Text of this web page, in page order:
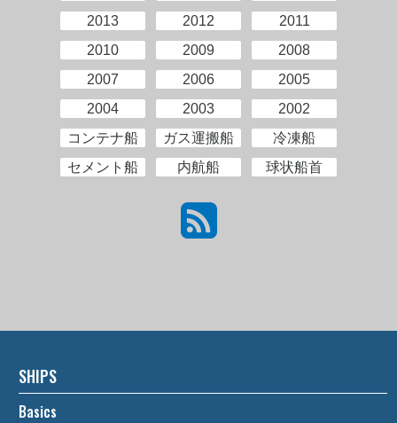
2013
2012
2011
2010
2009
2008
2007
2006
2005
2004
2003
2002
コンテナ船
ガス運搬船
冷凍船
セメント船
内航船 球状船首
SHIPS
Basics